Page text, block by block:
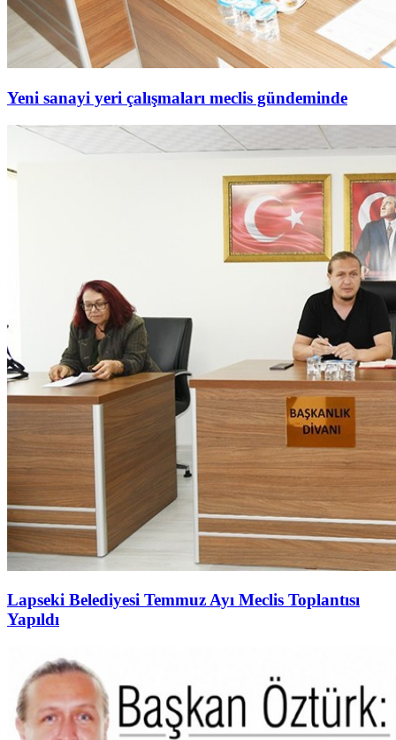
Yeni sanayi yeri çalışmaları meclis gündeminde
Lapseki Belediyesi Temmuz Ayı Meclis Toplantısı
Yapıldı